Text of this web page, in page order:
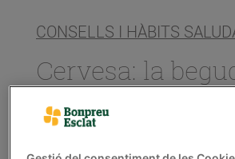
CONSELLS I HÀBITS
Cervesa: la
popular
04/d’octubre/2018